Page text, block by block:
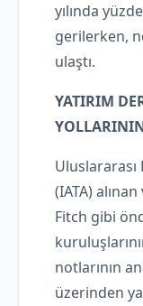
yılında
gerilerken,
ulaştı.
YATIRIM
Uluslararası
(IATA)
Fitch gibi
notlarının
üzerinden